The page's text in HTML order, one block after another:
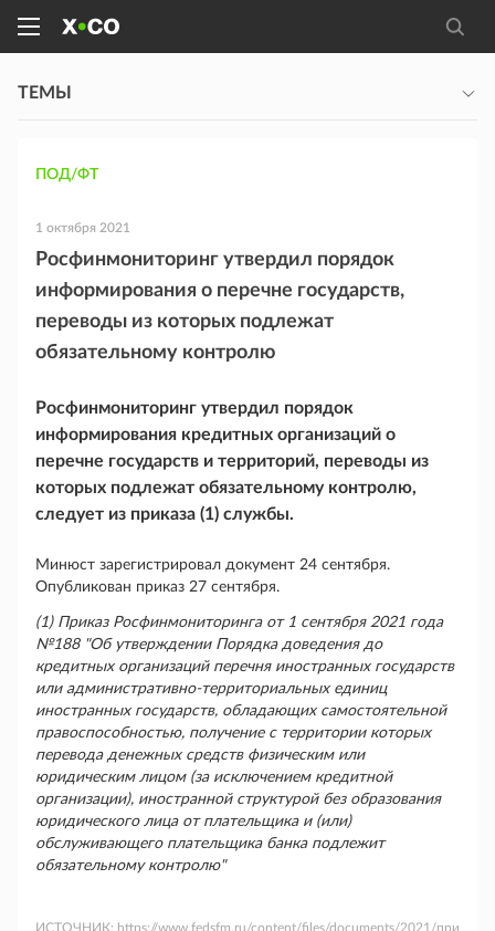
ТЕМЫ
ПОД/ФТ
1 октября 2021
Росфинмониторинг утвердил порядок
информирования о перечне государств,
переводы из которых подлежат
обязательному контролю
Росфинмониторинг утвердил порядок
информирования кредитных организаций о
перечне государств и территорий, переводы из
которых подлежат обязательному контролю,
следует из приказа (1) службы.
Минюст зарегистрировал документ 24 сентября.
Опубликован приказ 27 сентября.
(1) Приказ Росфинмониторинга от 1 сентября 2021 года
№188 "Об утверждении Порядка доведения до
кредитных организаций перечня иностранных государств
или административно-территориальных единиц
иностранных государств, обладающих самостоятельной
правоспособностью, получение с территории которых
перевода денежных средств физическим или
юридическим лицом (за исключением кредитной
организации), иностранной структурой без образования
юридического лица от плательщика и (или)
обслуживающего плательщика банка подлежит
обязательному контролю"
ИСТОЧНИК: https://www.fedsfm.ru/content/files/documents/2021/при